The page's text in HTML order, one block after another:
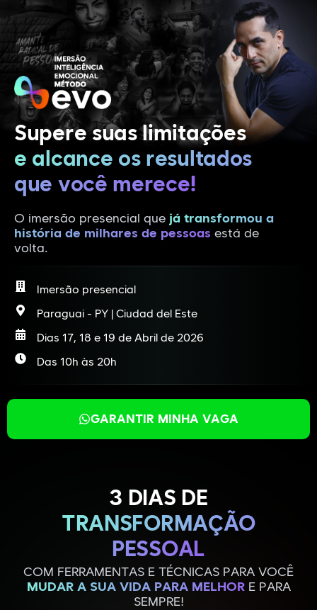
Supere suas limitações
e alcance os resultados
que você merece!
O imersão presencial que já transformou a
história de milhares de pessoas está de
volta.
Imersão presencial
Paraguai - PY | Ciudad del Este
Dias 17, 18 e 19 de Abril de 2026
Das 10h às 20h
GARANTIR MINHA VAGA
3 DIAS DE
TRANSFORMAÇÃO
PESSOAL
COM FERRAMENTAS E TÉCNICAS PARA VOCÊ
MUDAR A SUA VIDA PARA MELHORE PARA
SEMPRE!